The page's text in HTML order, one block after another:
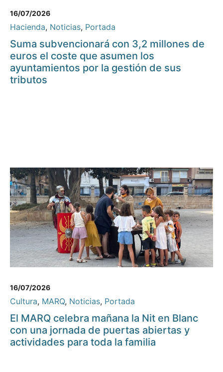
16/07/2026
Hacienda, Noticias, Portada
Suma subvencionará con 3,2 millones de
euros el coste que asumen los
ayuntamientos por la gestión de sus
tributos
16/07/2026
Cultura, MARQ, Noticias, Portada
El MARQ celebra mañana la Nit en Blanc
con una jornada de puertas abiertas y
actividades para toda la familia